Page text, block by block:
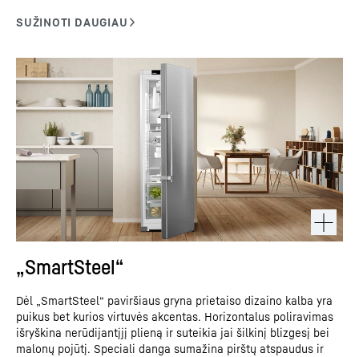
„SmartSteel“
Dėl „SmartSteel“ paviršiaus gryna prietaiso dizaino kalba yra
puikus bet kurios virtuvės akcentas. Horizontalus poliravimas
išryškina nerūdijantįjį plieną ir suteikia jai šilkinį blizgesį bei
malonų pojūtį. Speciali danga sumažina pirštų atspaudus ir